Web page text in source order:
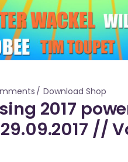
Download Shop
2017
//